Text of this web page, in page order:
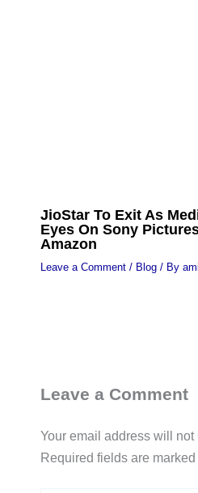
JioStar To Exit As
Eyes On Sony
Amazon
Leave a Comment / Blog/ By
Leave a Comment
Your email address will
Required fields are marked